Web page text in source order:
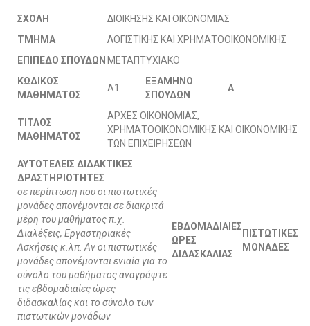
ΣΧΟΛΗ
ΔΙΟΙΚΗΣΗΣ ΚΑΙ ΟΙΚΟΝΟΜΙΑΣ
ΤΜΗΜΑ
ΛΟΓΙΣΤΙΚΗΣ ΚΑΙ ΧΡΗΜΑΤΟΟΙΚΟΝΟΜΙΚΗΣ
ΕΠΙΠΕΔΟ ΣΠΟΥΔΩΝ ΜΕΤΑΠΤΥΧΙΑΚΟ
ΚΩΔΙΚΟΣ
ΜΑΘΗΜΑΤΟΣ
Α1
ΕΞΑΜΗΝΟ
ΣΠΟΥΔΩΝ
A
ΤΙΤΛΟΣ
ΜΑΘΗΜΑΤΟΣ
ΑΡΧΕΣ ΟΙΚΟΝΟΜΙΑΣ,
ΧΡΗΜΑΤΟΟΙΚΟΝΟΜΙΚΗΣ ΚΑΙ ΟΙΚΟΝΟΜΙΚΗΣ
ΤΩΝ ΕΠΙΧΕΙΡΗΣΕΩΝ
ΑΥΤΟΤΕΛΕΙΣ ΔΙΔΑΚΤΙΚΕΣ
ΔΡΑΣΤΗΡΙΟΤΗΤΕΣ
σε περίπτωση που οι πιστωτικές
μονάδες απονέμονται σε διακριτά
μέρη του μαθήματος π.χ.
Διαλέξεις, Εργαστηριακές
Ασκήσεις κ.λπ. Αν οι πιστωτικές
μονάδες απονέμονται ενιαία για το
σύνολο του μαθήματος αναγράψτε
τις εβδομαδιαίες ώρες
διδασκαλίας και το σύνολο των
πιστωτικών μονάδων
ΕΒΔΟΜΑΔΙΑΙΕΣ
ΩΡΕΣ
ΔΙΔΑΣΚΑΛΙΑΣ
ΠΙΣΤΩΤΙΚΕΣ
ΜΟΝΑΔΕΣ